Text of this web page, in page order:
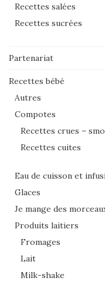
Recettes salées
Recettes sucrées
Partenariat
Recettes bébé
Autres
Compotes
Recettes crues –
Recettes cuites
Eau de cuisson et
Glaces
Je mange des
Produits laitiers
Fromages
Lait
Milk-shake